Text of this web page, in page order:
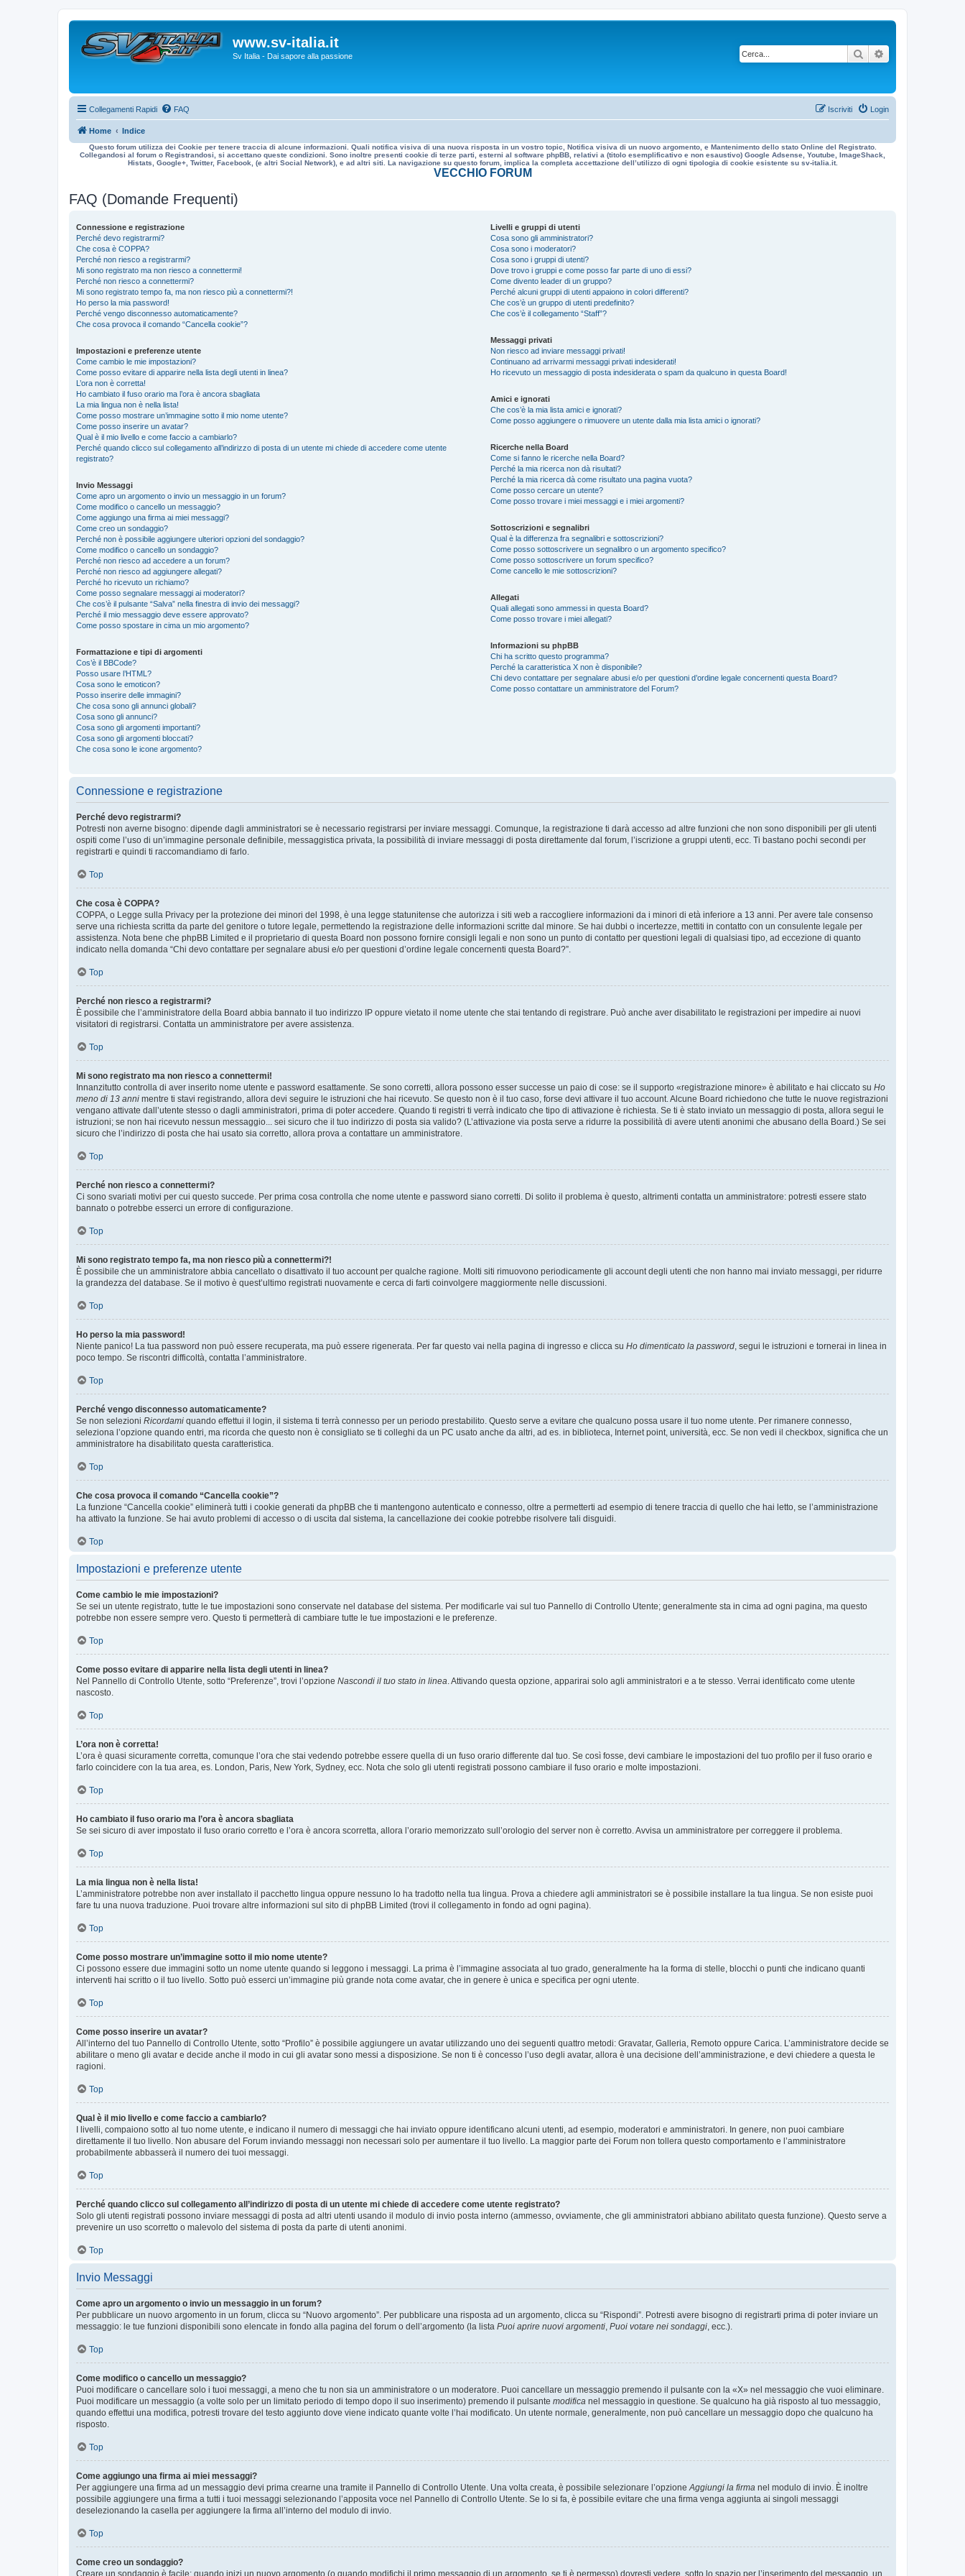
www.sv-italia.it
Sv Italia - Dai sapore alla passione Cerca
Collegamenti Rapidi FAQ Login
Iscriviti
Home Indice
Questo forum utilizza dei Cookie per tenere traccia di alcune informazioni. Quali notifica visiva di una nuova risposta in un vostro topic, Notifica visiva di un nuovo argomento, e Mantenimento dello stato Online del Registrato.
Collegandosi al forum o Registrandosi, si accettano queste condizioni. Sono inoltre presenti cookie di terze parti, esterni al software phpBB, relativi a (titolo esemplificativo e non esaustivo) Google Adsense, Youtube, ImageShack,
Histats, Google+, Twitter, Facebook, (e altri Social Network), e ad altri siti. La navigazione su questo forum, implica la completa accettazione dell’utilizzo di ogni tipologia di cookie esistente su sv-italia.it.
VECCHIO FORUM
FAQ (Domande Frequenti)
Connessione e registrazione
Perché devo registrarmi?
Che cosa è COPPA?
Perché non riesco a registrarmi?
Mi sono registrato ma non riesco a connettermi!
Perché non riesco a connettermi?
Mi sono registrato tempo fa, ma non riesco più a connettermi?!
Ho perso la mia password!
Perché vengo disconnesso automaticamente?
Che cosa provoca il comando “Cancella cookie”?
Impostazioni e preferenze utente
Come cambio le mie impostazioni?
Come posso evitare di apparire nella lista degli utenti in linea?
L’ora non è corretta!
Ho cambiato il fuso orario ma l’ora è ancora sbagliata
La mia lingua non è nella lista!
Come posso mostrare un’immagine sotto il mio nome utente?
Come posso inserire un avatar?
Qual è il mio livello e come faccio a cambiarlo?
Perché quando clicco sul collegamento all’indirizzo di posta di un utente mi chiede di accedere come utente
registrato?
Invio Messaggi
Come apro un argomento o invio un messaggio in un forum?
Come modifico o cancello un messaggio?
Come aggiungo una firma ai miei messaggi?
Come creo un sondaggio?
Perché non è possibile aggiungere ulteriori opzioni del sondaggio?
Come modifico o cancello un sondaggio?
Perché non riesco ad accedere a un forum?
Perché non riesco ad aggiungere allegati?
Perché ho ricevuto un richiamo?
Come posso segnalare messaggi ai moderatori?
Che cos’è il pulsante “Salva” nella finestra di invio dei messaggi?
Perché il mio messaggio deve essere approvato?
Come posso spostare in cima un mio argomento?
Formattazione e tipi di argomenti
Cos’è il BBCode?
Posso usare l’HTML?
Cosa sono le emoticon?
Posso inserire delle immagini?
Che cosa sono gli annunci globali?
Cosa sono gli annunci?
Cosa sono gli argomenti importanti?
Cosa sono gli argomenti bloccati?
Che cosa sono le icone argomento?
Livelli e gruppi di utenti
Cosa sono gli amministratori?
Cosa sono i moderatori?
Cosa sono i gruppi di utenti?
Dove trovo i gruppi e come posso far parte di uno di essi?
Come divento leader di un gruppo?
Perché alcuni gruppi di utenti appaiono in colori differenti?
Che cos’è un gruppo di utenti predefinito?
Che cos’è il collegamento “Staff”?
Messaggi privati
Non riesco ad inviare messaggi privati!
Continuano ad arrivarmi messaggi privati indesiderati!
Ho ricevuto un messaggio di posta indesiderata o spam da qualcuno in questa Board!
Amici e ignorati
Che cos’è la mia lista amici e ignorati?
Come posso aggiungere o rimuovere un utente dalla mia lista amici o ignorati?
Ricerche nella Board
Come si fanno le ricerche nella Board?
Perché la mia ricerca non dà risultati?
Perché la mia ricerca dà come risultato una pagina vuota?
Come posso cercare un utente?
Come posso trovare i miei messaggi e i miei argomenti?
Sottoscrizioni e segnalibri
Qual è la differenza fra segnalibri e sottoscrizioni?
Come posso sottoscrivere un segnalibro o un argomento specifico?
Come posso sottoscrivere un forum specifico?
Come cancello le mie sottoscrizioni?
Allegati
Quali allegati sono ammessi in questa Board?
Come posso trovare i miei allegati?
Informazioni su phpBB
Chi ha scritto questo programma?
Perché la caratteristica X non è disponibile?
Chi devo contattare per segnalare abusi e/o per questioni d’ordine legale concernenti questa Board?
Come posso contattare un amministratore del Forum?
Connessione e registrazione
Perché devo registrarmi?
Potresti non averne bisogno: dipende dagli amministratori se è necessario registrarsi per inviare messaggi. Comunque, la registrazione ti darà accesso ad altre funzioni che non sono disponibili per gli utenti
ospiti come l’uso di un’immagine personale definibile, messaggistica privata, la possibilità di inviare messaggi di posta direttamente dal forum, l’iscrizione a gruppi utenti, ecc. Ti bastano pochi secondi per
registrarti e quindi ti raccomandiamo di farlo.
Top
Che cosa è COPPA?
COPPA, o Legge sulla Privacy per la protezione dei minori del 1998, è una legge statunitense che autorizza i siti web a raccogliere informazioni da i minori di età inferiore a 13 anni. Per avere tale consenso
serve una richiesta scritta da parte del genitore o tutore legale, permettendo la registrazione delle informazioni scritte dal minore. Se hai dubbi o incertezze, mettiti in contatto con un consulente legale per
assistenza. Nota bene che phpBB Limited e il proprietario di questa Board non possono fornire consigli legali e non sono un punto di contatto per questioni legali di qualsiasi tipo, ad eccezione di quanto
indicato nella domanda “Chi devo contattare per segnalare abusi e/o per questioni d’ordine legale concernenti questa Board?”.
Top
Perché non riesco a registrarmi?
È possibile che l’amministratore della Board abbia bannato il tuo indirizzo IP oppure vietato il nome utente che stai tentando di registrare. Può anche aver disabilitato le registrazioni per impedire ai nuovi
visitatori di registrarsi. Contatta un amministratore per avere assistenza.
Top
Mi sono registrato ma non riesco a connettermi!
Innanzitutto controlla di aver inserito nome utente e password esattamente. Se sono corretti, allora possono esser successe un paio di cose: se il supporto «registrazione minore» è abilitato e hai cliccato su Ho
meno di 13 anni mentre ti stavi registrando, allora devi seguire le istruzioni che hai ricevuto. Se questo non è il tuo caso, forse devi attivare il tuo account. Alcune Board richiedono che tutte le nuove registrazioni
vengano attivate dall’utente stesso o dagli amministratori, prima di poter accedere. Quando ti registri ti verrà indicato che tipo di attivazione è richiesta. Se ti è stato inviato un messaggio di posta, allora segui le
istruzioni; se non hai ricevuto nessun messaggio... sei sicuro che il tuo indirizzo di posta sia valido? (L’attivazione via posta serve a ridurre la possibilità di avere utenti anonimi che abusano della Board.) Se sei
sicuro che l’indirizzo di posta che hai usato sia corretto, allora prova a contattare un amministratore.
Top
Perché non riesco a connettermi?
Ci sono svariati motivi per cui questo succede. Per prima cosa controlla che nome utente e password siano corretti. Di solito il problema è questo, altrimenti contatta un amministratore: potresti essere stato
bannato o potrebbe esserci un errore di configurazione.
Top
Mi sono registrato tempo fa, ma non riesco più a connettermi?!
È possibile che un amministratore abbia cancellato o disattivato il tuo account per qualche ragione. Molti siti rimuovono periodicamente gli account degli utenti che non hanno mai inviato messaggi, per ridurre
la grandezza del database. Se il motivo è quest’ultimo registrati nuovamente e cerca di farti coinvolgere maggiormente nelle discussioni.
Top
Ho perso la mia password!
Niente panico! La tua password non può essere recuperata, ma può essere rigenerata. Per far questo vai nella pagina di ingresso e clicca su Ho dimenticato la password, segui le istruzioni e tornerai in linea in
poco tempo. Se riscontri difficoltà, contatta l’amministratore.
Top
Perché vengo disconnesso automaticamente?
Se non selezioni Ricordami quando effettui il login, il sistema ti terrà connesso per un periodo prestabilito. Questo serve a evitare che qualcuno possa usare il tuo nome utente. Per rimanere connesso,
seleziona l’opzione quando entri, ma ricorda che questo non è consigliato se ti colleghi da un PC usato anche da altri, ad es. in biblioteca, Internet point, università, ecc. Se non vedi il checkbox, significa che un
amministratore ha disabilitato questa caratteristica.
Top
Che cosa provoca il comando “Cancella cookie”?
La funzione “Cancella cookie” eliminerà tutti i cookie generati da phpBB che ti mantengono autenticato e connesso, oltre a permetterti ad esempio di tenere traccia di quello che hai letto, se l’amministrazione
ha attivato la funzione. Se hai avuto problemi di accesso o di uscita dal sistema, la cancellazione dei cookie potrebbe risolvere tali disguidi.
Top
Impostazioni e preferenze utente
Come cambio le mie impostazioni?
Se sei un utente registrato, tutte le tue impostazioni sono conservate nel database del sistema. Per modificarle vai sul tuo Pannello di Controllo Utente; generalmente sta in cima ad ogni pagina, ma questo
potrebbe non essere sempre vero. Questo ti permetterà di cambiare tutte le tue impostazioni e le preferenze.
Top
Come posso evitare di apparire nella lista degli utenti in linea?
Nel Pannello di Controllo Utente, sotto “Preferenze”, trovi l’opzione Nascondi il tuo stato in linea. Attivando questa opzione, apparirai solo agli amministratori e a te stesso. Verrai identificato come utente
nascosto.
Top
L’ora non è corretta!
L’ora è quasi sicuramente corretta, comunque l’ora che stai vedendo potrebbe essere quella di un fuso orario differente dal tuo. Se così fosse, devi cambiare le impostazioni del tuo profilo per il fuso orario e
farlo coincidere con la tua area, es. London, Paris, New York, Sydney, ecc. Nota che solo gli utenti registrati possono cambiare il fuso orario e molte impostazioni.
Top
Ho cambiato il fuso orario ma l’ora è ancora sbagliata
Se sei sicuro di aver impostato il fuso orario corretto e l’ora è ancora scorretta, allora l’orario memorizzato sull’orologio del server non è corretto. Avvisa un amministratore per correggere il problema.
Top
La mia lingua non è nella lista!
L’amministratore potrebbe non aver installato il pacchetto lingua oppure nessuno lo ha tradotto nella tua lingua. Prova a chiedere agli amministratori se è possibile installare la tua lingua. Se non esiste puoi
fare tu una nuova traduzione. Puoi trovare altre informazioni sul sito di phpBB Limited (trovi il collegamento in fondo ad ogni pagina).
Top
Come posso mostrare un’immagine sotto il mio nome utente?
Ci possono essere due immagini sotto un nome utente quando si leggono i messaggi. La prima è l’immagine associata al tuo grado, generalmente ha la forma di stelle, blocchi o punti che indicano quanti
interventi hai scritto o il tuo livello. Sotto può esserci un’immagine più grande nota come avatar, che in genere è unica e specifica per ogni utente.
Top
Come posso inserire un avatar?
All’interno del tuo Pannello di Controllo Utente, sotto “Profilo” è possibile aggiungere un avatar utilizzando uno dei seguenti quattro metodi: Gravatar, Galleria, Remoto oppure Carica. L’amministratore decide se
abilitare o meno gli avatar e decide anche il modo in cui gli avatar sono messi a disposizione. Se non ti è concesso l’uso degli avatar, allora è una decisione dell’amministrazione, e devi chiedere a questa le
ragioni.
Top
Qual è il mio livello e come faccio a cambiarlo?
I livelli, compaiono sotto al tuo nome utente, e indicano il numero di messaggi che hai inviato oppure identificano alcuni utenti, ad esempio, moderatori e amministratori. In genere, non puoi cambiare
direttamente il tuo livello. Non abusare del Forum inviando messaggi non necessari solo per aumentare il tuo livello. La maggior parte dei Forum non tollera questo comportamento e l’amministratore
probabilmente abbasserà il numero dei tuoi messaggi.
Top
Perché quando clicco sul collegamento all’indirizzo di posta di un utente mi chiede di accedere come utente registrato?
Solo gli utenti registrati possono inviare messaggi di posta ad altri utenti usando il modulo di invio posta interno (ammesso, ovviamente, che gli amministratori abbiano abilitato questa funzione). Questo serve a
prevenire un uso scorretto o malevolo del sistema di posta da parte di utenti anonimi.
Top
Invio Messaggi
Come apro un argomento o invio un messaggio in un forum?
Per pubblicare un nuovo argomento in un forum, clicca su “Nuovo argomento”. Per pubblicare una risposta ad un argomento, clicca su “Rispondi”. Potresti avere bisogno di registrarti prima di poter inviare un
messaggio: le tue funzioni disponibili sono elencate in fondo alla pagina del forum o dell’argomento (la lista Puoi aprire nuovi argomenti, Puoi votare nei sondaggi, ecc.).
Top
Come modifico o cancello un messaggio?
Puoi modificare o cancellare solo i tuoi messaggi, a meno che tu non sia un amministratore o un moderatore. Puoi cancellare un messaggio premendo il pulsante con la «X» nel messaggio che vuoi eliminare.
Puoi modificare un messaggio (a volte solo per un limitato periodo di tempo dopo il suo inserimento) premendo il pulsante modifica nel messaggio in questione. Se qualcuno ha già risposto al tuo messaggio,
quando effettui una modifica, potresti trovare del testo aggiunto dove viene indicato quante volte l’hai modificato. Un utente normale, generalmente, non può cancellare un messaggio dopo che qualcuno ha
risposto.
Top
Come aggiungo una firma ai miei messaggi?
Per aggiungere una firma ad un messaggio devi prima crearne una tramite il Pannello di Controllo Utente. Una volta creata, è possibile selezionare l’opzioneAggiungi la firma nel modulo di invio. È inoltre
possibile aggiungere una firma a tutti i tuoi messaggi selezionando l’apposita voce nel Pannello di Controllo Utente. Se lo si fa, è possibile evitare che una firma venga aggiunta ai singoli messaggi
deselezionando la casella per aggiungere la firma all’interno del modulo di invio.
Top
Come creo un sondaggio?
Creare un sondaggio è facile: quando inizi un nuovo argomento (o quando modifichi il primo messaggio di un argomento, se ti è permesso) dovresti vedere, sotto lo spazio per l’inserimento del messaggio, un